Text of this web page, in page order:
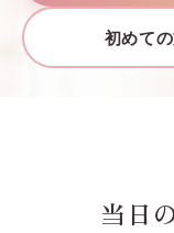
初めて
当日